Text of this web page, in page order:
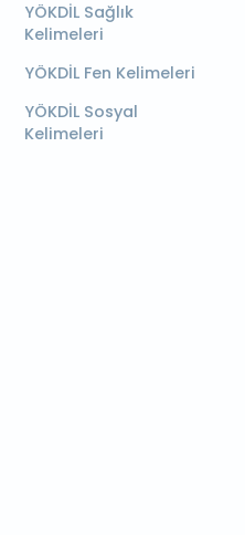
YÖKDİL Sağlık
Kelimeleri
YÖKDİL Fen Kelimeleri
YÖKDİL Sosyal
Kelimeleri